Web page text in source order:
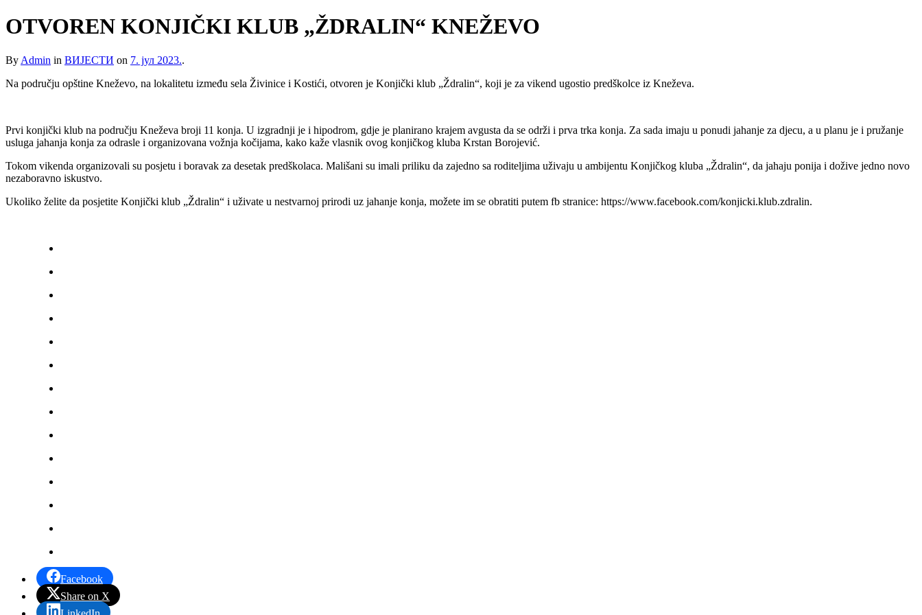
OTVOREN KONJIČKI KLUB „ŽDRALIN“ KNEŽEVO
By Admin in ВИЈЕСТИ on 7. јул 2023..
Na području opštine Kneževo, na lokalitetu između sela Živinice i Kostići, otvoren je Konjički klub „Ždralin“, koji je za vikend ugostio predškolce iz Kneževa.
Prvi konjički klub na području Kneževa broji 11 konja. U izgradnji je i hipodrom, gdje je planirano krajem avgusta da se održi i prva trka konja. Za sada imaju u ponudi jahanje za djecu, a u planu je i pružanje
usluga jahanja konja za odrasle i organizovana vožnja kočijama, kako kaže vlasnik ovog konjičkog kluba Krstan Borojević.
Tokom vikenda organizovali su posjetu i boravak za desetak predškolaca. Mališani su imali priliku da zajedno sa roditeljima uživaju u ambijentu Konjičkog kluba „Ždralin“, da jahaju ponija i dožive jedno novo
nezaboravno iskustvo.
Ukoliko želite da posjetite Konjički klub „Ždralin“ i uživate u nestvarnoj prirodi uz jahanje konja, možete im se obratiti putem fb stranice: https://www.facebook.com/konjicki.klub.zdralin.
Facebook
Share on X